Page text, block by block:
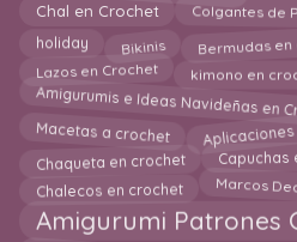
Chal en Crochet Colgantes de
holiday Bikinis Bermudas
Lazos en Crochet kimono en
Amigurumis e Ideas Navideñas en
Macetas a crochet
Chaqueta en crochet Capuchas
Chalecos en crochet Marcos
Amigurumi Patrones